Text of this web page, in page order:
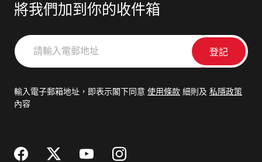
將我們加到你的收件箱
請
輸
郵
輸入電子郵箱地址，即表示閣下同意 使用條款 細則及 私隱政策
內容